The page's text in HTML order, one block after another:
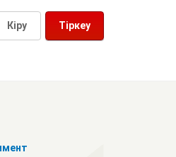
Тіркеу
Кіру